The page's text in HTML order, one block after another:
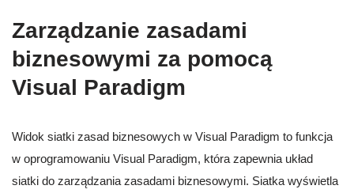
Zarządzanie zasadami
biznesowymi za pomocą
Visual Paradigm
Widok siatki zasad biznesowych w Visual Paradigm to funkcja
w oprogramowaniu Visual Paradigm, która zapewnia układ
siatki do zarządzania zasadami biznesowymi. Siatka wyświetla